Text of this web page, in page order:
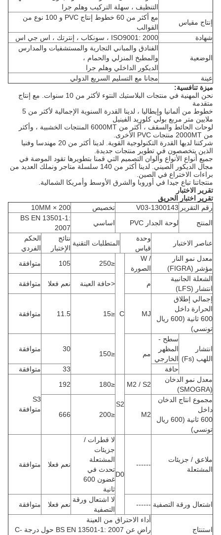
التنظيف ، سهلة التركيب وهلم جرا
إنتاج مقياس
مع أكثر من 60 خطوط إنتاج PVC و 100 نوع من
القوالب
شهادة
ISO9001: 2000 ، سونكاب ، إنترتك ، اس جي اس
الوضعية
الفنادق والمباني التجارية والمستشفيات والمدارس
والمطبخ المنزلي والحمام ،
الديكور الداخلي وهلم جرا
عينة
مجانا مع التسليم السريع الدولي
ميزة تنافسية:
نحن المهنية في منتجات البلاستيك النتوء لأكثر من 10 سنوات.
مع إنتاج
متقدمة
خطوط من ألمانيا وإيطاليا ، لدينا القدرة السنوية الإجمالية لأكثر من 5
ملايين متر مربع بولي كلوريد الفينيل
لوحات الحائط والسقف ، أكثر من 6000MT المنتجات الخشبية ، وأكثر
من 2000MT منتجات PVC الأخرى.
شركتنا لديها القدرة التكنولوجية القوية.
لدينا أكثر من 20 مهندسا وفنيا
الذين يتخصصون في تطوير منتجات جديدة.
جميع أنواع الأنواع وألوان التصميم التي قمنا بتطويرها تقود الموضة في
مجال الديكور الصيني.
لدينا أكثر من 140 سلسلة متاجر ونملك
العديد من
براءات الاختراع في الصين.
منتجاتنا تباع جيدا في أوروبا والشرق الأوسط وأمريكا الشمالية.
تقرير الاختبار
تقرير اختبار الحريق
رقم التقرير
V03-1300143 تخصيص
200 × 10MM
المنتج
لوحة الجدار PVC اساسي
BS EN 13501-1:
2007
عناصر الاختبار
وحدة
قياس
المتطلبات التقنية
نتائج
الإختبار
الحكم
الفردي
معدل نمو النار
مؤشر (FIGRA)
/ W
الصورة
C
≤250
105
متوافقة
الشعلة الجانبية
انتشار (LFS)
م <حافة العينة نعم فعلا
متوافقة
إجمالي إطلاق
الحرارة داخل
600 ثانية (600 ريال
تونسي)
MJ
≤15
11.5 متوافقة
انتشار
اللهب (Fs)
سطح -
المظهر
الخارجي
مم ≤150
30 متوافقة
حافة 33
متوافقة
معدل نمو الدخان
M2 / S2
S2
≤180
192
S3
متوافقة
مجموع انتاج الدخان
داخل
600 ثانية (600 ريال
تونسي)
M2
≤200
666
ملاعق / جزيئات
المشتعلة
------
D0
لا قطرات /
جزيئات
المشتعلة
تحدث في
غضون 600
ثانية
نعم فعلا متوافقة
اشتعال ورقة التصفية ------
لا اشتعال ورقة
التصفية
نعم فعلا متوافقة
استنتاج
أداء الاحتراق من العينة
راضٍ عن BS EN 13501-1: 2007 حول درجة C-